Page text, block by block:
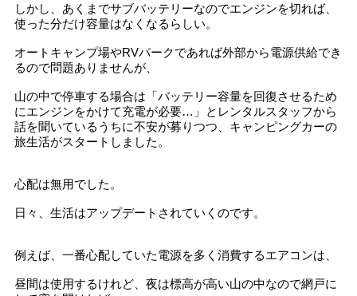
しかし、あくまでサブバッテリーなのでエンジンを切れば、
使った分だけ容量はなくなるらしい。
オートキャンプ場やRVパークであれば外部から電源供給でき
るので問題ありませんが、
山の中で停車する場合は「バッテリー容量を回復させるため
にエンジンをかけて充電が必要…」とレンタルスタッフから
話を聞いているうちに不安が募りつつ、キャンピングカーの
旅生活がスタートしました。
心配は無用でした。
日々、生活はアップデートされていくのです。
例えば、一番心配していた電源を多く消費するエアコンは、
昼間は使用するけれど、夜は標高が高い山の中なので網戸に